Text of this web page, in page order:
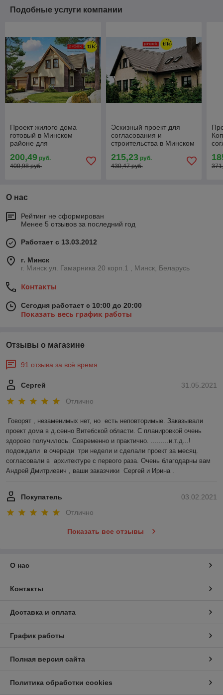
Подобные услуги компании
Проект жилого дома
готовый в Минском
районе для
согласования
200,49 руб.
400,98 руб.
Эскизный проект для
согласования и
строительства в Минском
215,23руб.
430,47 руб.
О нас
Рейтинг не сформирован
Менее 5 отзывов за последний год
Работает с 13.03.2012
г. Минск
г. Минск ул. Гамарника 20 корп.1 , Минск, Беларусь
Контакты
Сегодня работает с 10:00 до 20:00
Показать весь график работы
Отзывы о магазине
91 отзыва за всё время
31.05.2021
Сергей
Отлично
Говорят , незаменимых нет, но  есть неповторимые. Заказывали
проект дома в д.сенно Витебской области. С планировкой очень
здорово получилось. Современно и практично. .........и.т.д...!
подождали  в очереди  три недели и сделали проект за месяц.
согласовали в  архитектуре с первого раза. Очень благодарны вам
Андрей Дмитриевич , ваши заказчики  Сергей и Ирина .
03.02.2021
Покупатель
Отлично
Показать все отзывы
О нас
Контакты
Доставка и оплата
График работы
Полная версия сайта
Политика обработки cookies